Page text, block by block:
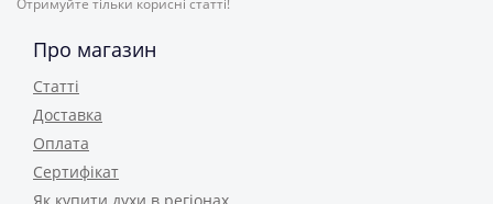
Отримуйте тільки корисні статті!
Про магазин
Статті
Доставка
Оплата
Сертифікат